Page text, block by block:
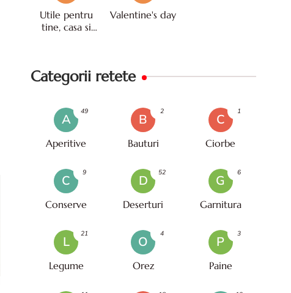
Utile pentru
tine, casa si
Valentine's day
Categorii retete
A
Aperitive
49
B
Bauturi
2
C
Ciorbe
1
C
Conserve
9
D
Deserturi
52
G
Garnitura
6
L
Legume
21
O
Orez
4
P
Paine
3